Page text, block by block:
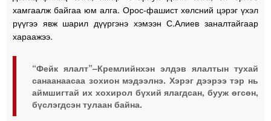
хамгаалж байгаа юм алга. Орос-фашист хөлсний цэрэг үхэл
рүүгээ явж шарил дүүргэнэ хэмээн С.Алиев заналтайгаар
хараажээ.
“Фейк ялалт”–Кремлийнхэн элдэв ялалтын тухай
санаанаасаа зохион мэдээлнэ. Хэрэг дээрээ тэр нь
аймшигтай их хохирол бүхий ялагдсан, бууж өгсөн,
бүслэгдсэн тулаан байна.